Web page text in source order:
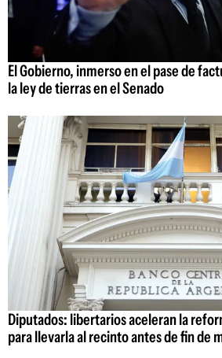
El Gobierno, inmerso en el pase de
la ley de tierras en el Senado
Diputados: libertarios aceleran la
para llevarla al recinto antes de fin de